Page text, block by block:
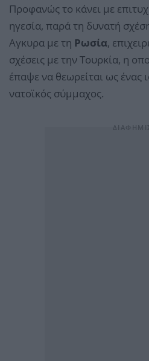
Προφανώς το κάνει με
ηγεσία, παρά τη δυνατή
Αγκυρα με τη Ρωσία,
σχέσεις με την Τουρκία, η
έπαψε να θεωρείται ως ένας
νατοϊκός σύμμαχος.